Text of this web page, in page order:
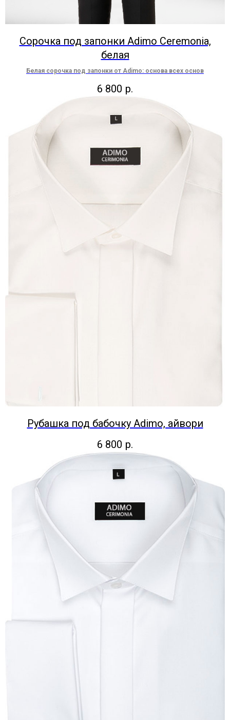
Сорочка под запонки Adimo Ceremonia,
белая
Белая сорочка под запонки от Adimo: основа всех основ
6 800 р.
Рубашка под бабочку Adimo, айвори
6 800 р.